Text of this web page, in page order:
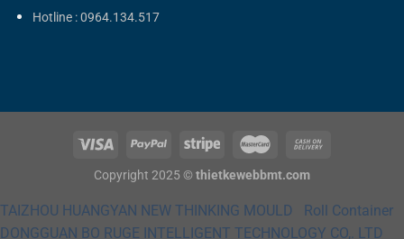
Hotline : 0964.134.517
Copyright 2025 © thietkewebbmt.com
TAIZHOU HUANGYAN NEW THINKING MOULD
Roll Container
DONGGUAN BO RUGE INTELLIGENT TECHNOLOGY CO,. LTD